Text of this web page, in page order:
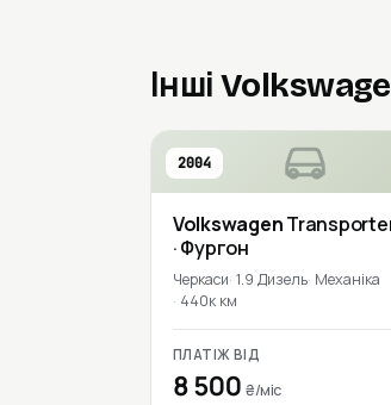
Інші
2004
Volkswagen
· Фургон
Черкаси 1.9 Дизель Механіка
440к км
ПЛАТІЖ ВІД
8 500₴/міс